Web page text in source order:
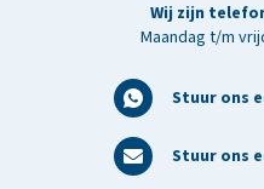
Wij zijn
Maandag t/m
Stuur ons
Stuur ons